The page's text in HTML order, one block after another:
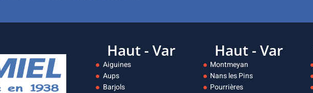
Haut - Var
Aiguines
Aups
Barjols
Haut - Var
Montmeyan
Nans les Pins
Pourrières